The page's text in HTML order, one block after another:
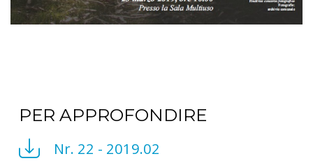
PER APPROFONDIRE
Nr. 22 - 2019.02